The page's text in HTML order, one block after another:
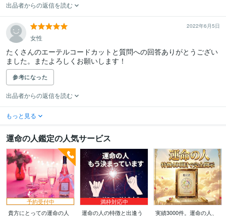
出品者からの返信を読む
2022年6月5日
女性
たくさんのエーテルコードカットと質問への回答ありがとうござい
ました。またよろしくお願いします！
参考になった
出品者からの返信を読む
もっと見る
運命の人鑑定の人気サービス
予約受付中
貴方にとっての運命の人
満枠対応中
運命の人の特徴と出逢う
実績3000件。運命の人、